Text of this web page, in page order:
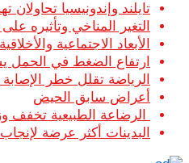
تايلند وإندونيسيا تحاولان
التغير المناخي وتأثيره
الأبعاد الاجتماعية
ارتفاع الضغط في
الرياضة تقلل خطر
أعراض سابق الحيض
الرضاعة الطبيعية تخفف
البدينات أكثر عرضة